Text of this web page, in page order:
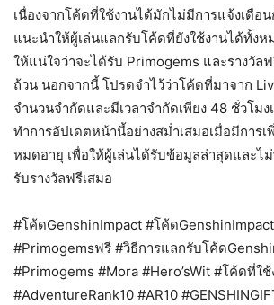
เนื่องจากโค้ดที่ใช้งานได้มักไม่มีการแจ้งเตือ
แนะนำให้ผู้เล่นแลกรับโค้ดที่ยังใช้งานได้ทั้ง
ให้แน่ใจว่าจะได้รับ Primogems และรางวัล
ถ้วน นอกจากนี้ โปรดจำไว้ว่าโค้ดที่มาจาก
จำนวนจำกัดและมีเวลาจำกัดเพียง 48 ชั่วโม
ทำการอัปเดตหน้านี้อย่างสม่ำเสมอเมื่อมีการ
หมดอายุ เพื่อให้ผู้เล่นได้รับข้อมูลล่าสุดและไ
รับรางวัลฟรีเสมอ
#โค้ดGenshinImpact #โค้ด
#Primogemsฟรี #วิธีการแลกรับโค้ด
#Primogems #Mora #Hero’sWit #โค้ดที่ใช้
#AdventureRank10 #AR10